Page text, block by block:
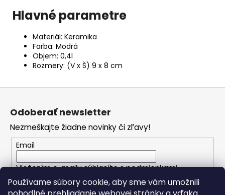
Používame súbory cookie, aby sme vám umožnili
Hlavné parametre
Materiál: Keramika
Farba: Modrá
Objem: 0,4l
Rozmery: (V x Š) 9 x 8 cm
e
Odoberať newsletter
Nezmeškajte žiadne novinky či zľavy!
Email
Vložením e-mailu súhlasíte spodmienkami
ochrany osobných údajov